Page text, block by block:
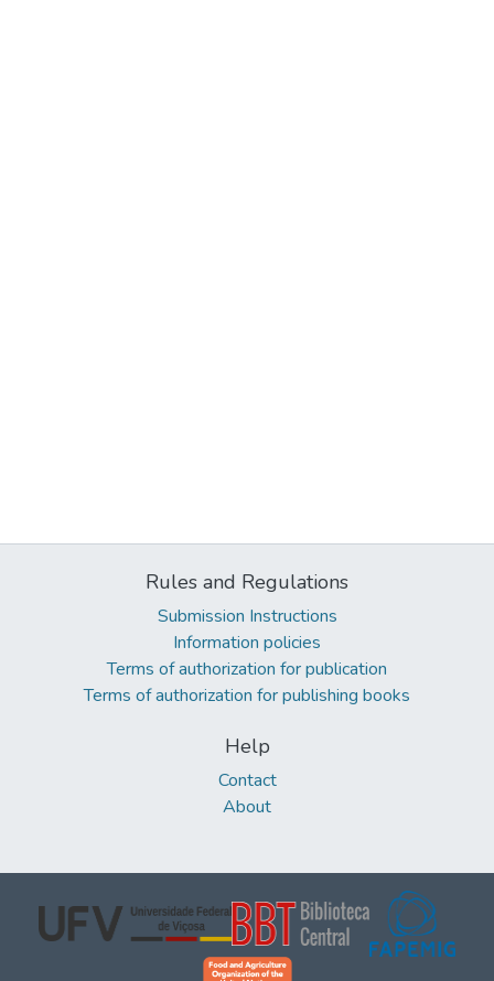
Rules and Regulations
Submission Instructions
Information policies
Terms of authorization for publication
Terms of authorization for publishing books
Help
Contact
About